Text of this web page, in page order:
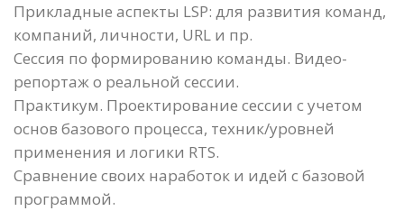
Прикладные аспекты LSP: для развития команд,
компаний, личности, URL и пр.
Сессия по формированию команды. Видео-
репортаж о реальной сессии.
Практикум. Проектирование сессии с учетом
основ базового процесса, техник/уровней
применения и логики RTS.
Сравнение своих наработок и идей с базовой
программой.